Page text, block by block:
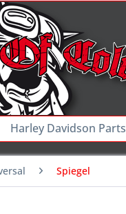
Harley Davidson Parts
Spiegel